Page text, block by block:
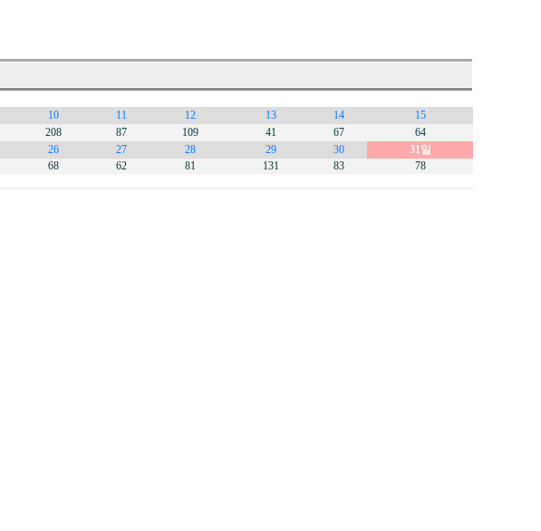
10 11 12 13 14
15
208 87 109 41 67
64
26 27 28 29 30
31일
68 62 81 131 83 78